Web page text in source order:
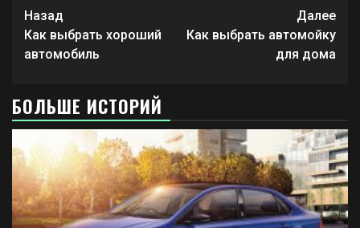
Продолжить
чтение
Назад
Как выбрать хороший
автомобиль
Далее
Как выбрать автомойку
для дома
БОЛЬШЕ ИСТОРИЙ